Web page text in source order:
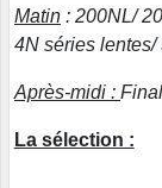
Matin : 200NL/
4N séries lentes/
Après-midi :
La sélection :